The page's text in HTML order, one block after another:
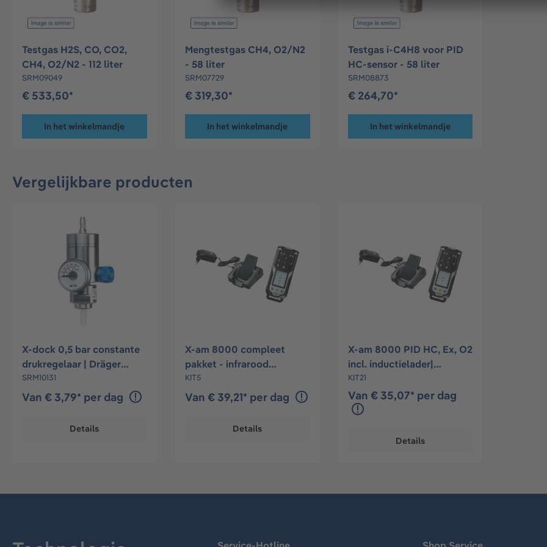
Testgas H2S, CO, CO2,
CH4, O2/N2 - 112 liter
SRM09049
€ 533,50*
In het winkelmandje
Mengtestgas CH4, O2/N2
- 58 liter
SRM07729
€ 319,30*
In het winkelmandje
Testgas i-C4H8 voor PID
HC-sensor - 58 liter
SRM08873
€ 264,70*
In het winkelmandje
Vergelijkbare producten
X-dock 0,5 bar constante
drukregelaar | Dräger
Rental Shop
SRM10131
Van € 3,79* per dag
Details
X-am 8000 compleet
pakket - infrarood
Ex/CO2, O2, CO, H2S
KIT5
Van € 39,21* per dag
Details
X-am 8000 PID HC, Ex, O2
incl. inductielader|
Compleet pakket
KIT21
Van € 35,07* per dag
Details